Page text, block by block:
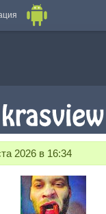
2026 в 16:34